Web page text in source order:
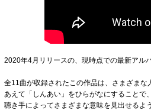
2020年4月リリースの、現時点での最新アル
全11曲が収録されたこの作品は、さまざまな
あえて「しんあい」をひらがなにすることで
聴き手によってさまざまな意味を見出せるよ